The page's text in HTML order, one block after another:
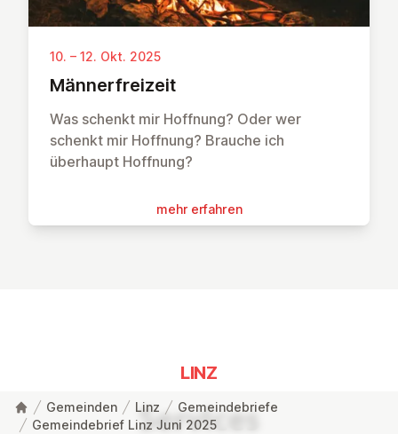
10. – 12. Okt. 2025
Män­ner­frei­zeit
Was schenkt mir Hoffnung? Oder wer
schenkt mir Hoffnung? Brauche ich
überhaupt Hoffnung?
mehr erfahren
Services
LINZ
Gemeinden Linz
Gemeindebriefe
Gemeindebrief Linz Juni 2025